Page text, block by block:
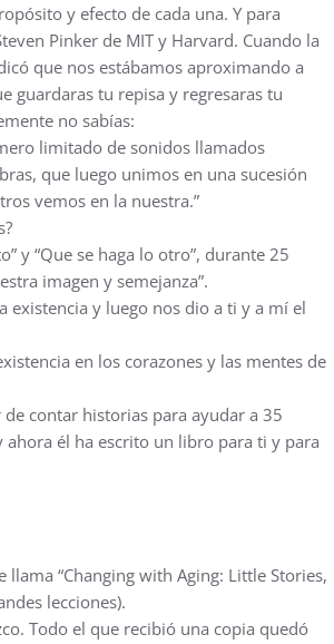
y efecto de cada una. Y para
Pinker de MIT y Harvard. Cuando la
que nos estábamos aproximando a
guardaras tu repisa y regresaras tu
no sabías:
limitado de sonidos llamados
que luego unimos en una sucesión
vemos en la nuestra.”
y “Que se haga lo otro”, durante 25
imagen y semejanza”.
existencia y luego nos dio a ti y a mí el
en los corazones y las mentes de
contar historias para ayudar a 35
él ha escrito un libro para ti y para
“Changing with Aging: Little Stories,
lecciones).
Todo el que recibió una copia quedó